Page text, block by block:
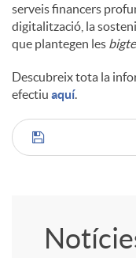
serveis financers
digitalització, la
que plantegen les
Descubreix tota la
efectiu aquí.
C